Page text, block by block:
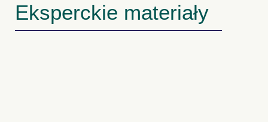
Eksperckie materiały